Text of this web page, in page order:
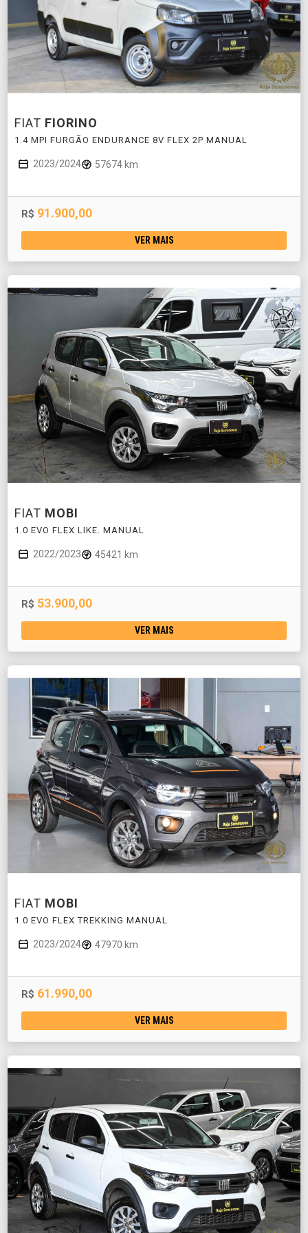
FIAT FIORINO
1.4 MPI FURGÃO ENDURANCE 8V FLEX 2P MANUAL
2023/2024 57674 km
R$ 91.900,00
VER MAIS
FIAT MOBI
1.0 EVO FLEX LIKE. MANUAL
2022/2023 45421 km
R$ 53.900,00
VER MAIS
FIAT MOBI
1.0 EVO FLEX TREKKING MANUAL
2023/2024 47970 km
R$ 61.990,00
VER MAIS